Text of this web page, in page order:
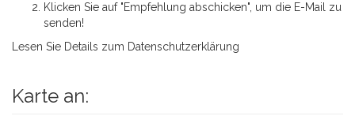
Klicken Sie auf "Empfehlung abschicken", um die E-Mail zu
senden!
Lesen Sie Details zum Datenschutzerklärung
Karte an: